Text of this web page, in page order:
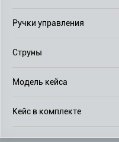
Ручки управления
Струны
Модель кейса
Кейс в комплекте